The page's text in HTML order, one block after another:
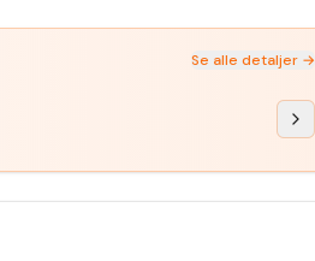
Se alle detaljer →